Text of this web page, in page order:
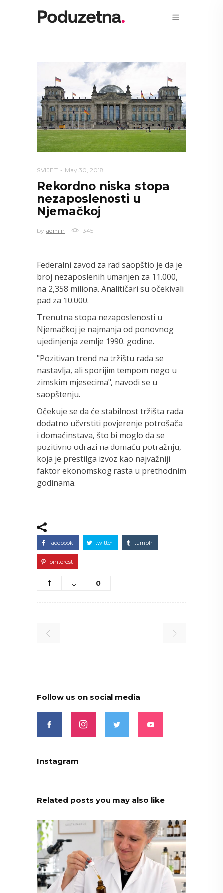
SVIJET May 30, 2018
Rekordno niska stopa
nezaposlenosti u
Njemačkoj
by admin 345
Federalni zavod za rad saopštio je da je
broj nezaposlenih umanjen za 11.000,
na 2,358 miliona. Analitičari su očekivali
pad za 10.000.
Trenutna stopa nezaposlenosti u
Njemačkoj je najmanja od ponovnog
ujedinjenja zemlje 1990. godine.
"Pozitivan trend na tržištu rada se
nastavlja, ali sporijim tempom nego u
zimskim mjesecima", navodi se u
saopštenju.
Očekuje se da će stabilnost tržišta rada
dodatno učvrstiti povjerenje potrošača
i domaćinstava, što bi moglo da se
pozitivno odrazi na domaću potražnju,
koja je prestilga izvoz kao najvažniji
faktor ekonomskog rasta u prethodnim
godinama.
facebook twitter tumblr
pinterest
0
Follow us on social media
Instagram
Related posts you may also like